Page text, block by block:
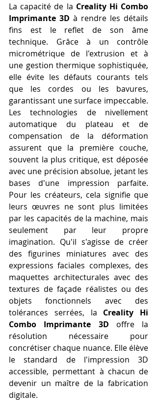
La capacité de la Creality Hi Combo
Imprimante 3D à rendre les détails
fins est le reflet de son âme
technique. Grâce à un contrôle
micrométrique de l'extrusion et à
une gestion thermique sophistiquée,
elle évite les défauts courants tels
que les cordes ou les bavures,
garantissant une surface impeccable.
Les technologies de nivellement
automatique du plateau et de
compensation de la déformation
assurent que la première couche,
souvent la plus critique, est déposée
avec une précision absolue, jetant les
bases d'une impression parfaite.
Pour les créateurs, cela signifie que
leurs œuvres ne sont plus limitées
par les capacités de la machine, mais
seulement par leur propre
imagination. Qu'il s'agisse de créer
des figurines miniatures avec des
expressions faciales complexes, des
maquettes architecturales avec des
textures de façade réalistes ou des
objets fonctionnels avec des
tolérances serrées, la Creality Hi
Combo Imprimante 3D offre la
résolution nécessaire pour
concrétiser chaque nuance. Elle élève
le standard de l'impression 3D
accessible, permettant à chacun de
devenir un maître de la fabrication
digitale.